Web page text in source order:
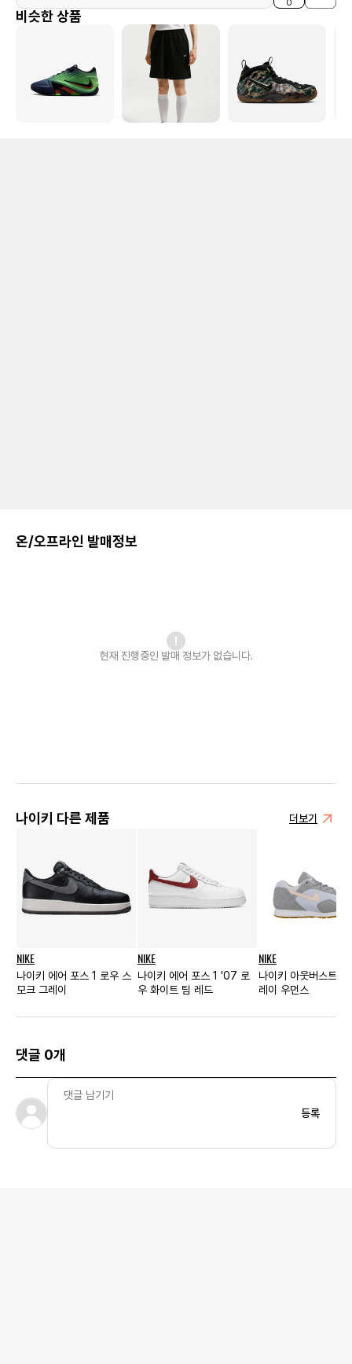
0
비슷한 상품
온/오프라인 발매정보
현재 진행중인 발매 정보가 없습니다.
나이키 다른 제품 더보기
NIKE
나이키 에어 포스 1 로우 스
모크 그레이
NIKE
나이키 에어 포스 1 '07 로
우 화이트 팀 레드
NIKE
나이키 아웃버스트
레이 우먼스
댓글 0개
등록